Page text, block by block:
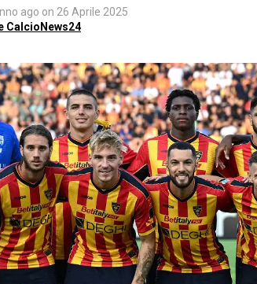
ago on 26 Aprile 2025
CalcioNews24